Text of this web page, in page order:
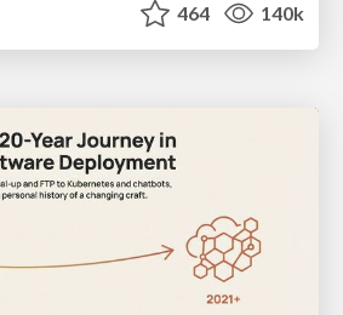
464 140k